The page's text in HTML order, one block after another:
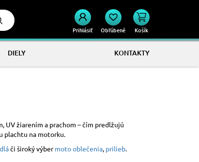
Prihlásiť Obľúbené Košík
DIELY KONTAKTY
UV žiarením a prachom – čím predlžujú
plachtu na motorku.
či široký výbermoto oblečenia, prilieb.